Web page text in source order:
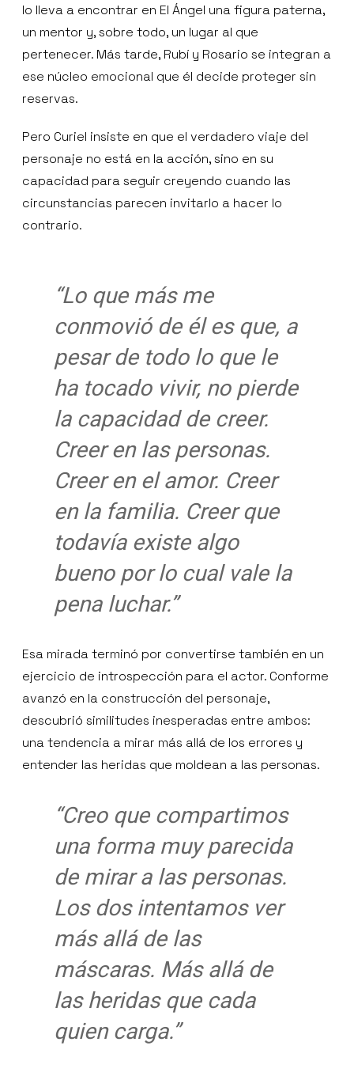
lo lleva a encontrar en El Ángel una figura paterna,
un mentor y, sobre todo, un lugar al que
pertenecer. Más tarde, Rubí y Rosario se integran a
ese núcleo emocional que él decide proteger sin
reservas.
Pero Curiel insiste en que el verdadero viaje del
personaje no está en la acción, sino en su
capacidad para seguir creyendo cuando las
circunstancias parecen invitarlo a hacer lo
contrario.
“Lo que más me
conmovió de él es que, a
pesar de todo lo que le
ha tocado vivir, no pierde
la capacidad de creer.
Creer en las personas.
Creer en el amor. Creer
en la familia. Creer que
todavía existe algo
bueno por lo cual vale la
pena luchar.”
Esa mirada terminó por convertirse también en un
ejercicio de introspección para el actor. Conforme
avanzó en la construcción del personaje,
descubrió similitudes inesperadas entre ambos:
una tendencia a mirar más allá de los errores y
entender las heridas que moldean a las personas.
“Creo que compartimos
una forma muy parecida
de mirar a las personas.
Los dos intentamos ver
más allá de las
máscaras. Más allá de
las heridas que cada
quien carga.”